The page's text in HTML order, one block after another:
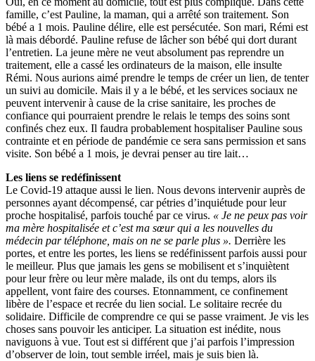
famille, c’est Pauline, la maman, qui a arrêté son traitement. Son
bébé a 1 mois. Pauline délire, elle est persécutée. Son mari, Rémi est
là mais débordé. Pauline refuse de lâcher son bébé qui dort durant
l’entretien. La jeune mère ne veut absolument pas reprendre un
traitement, elle a cassé les ordinateurs de la maison, elle insulte
Rémi. Nous aurions aimé prendre le temps de créer un lien, de tenter
un suivi au domicile. Mais il y a le bébé, et les services sociaux ne
peuvent intervenir à cause de la crise sanitaire, les proches de
confiance qui pourraient prendre le relais le temps des soins sont
confinés chez eux. Il faudra probablement hospitaliser Pauline sous
contrainte et en période de pandémie ce sera sans permission et sans
visite. Son bébé a 1 mois, je devrai penser au tire lait…
Les liens se redéfinissent
Le Covid-19 attaque aussi le lien. Nous devons intervenir auprès de
personnes ayant décompensé, car pétries d’inquiétude pour leur
proche hospitalisé, parfois touché par ce virus. « Je ne peux pas voir
ma mère hospitalisée et c’est ma sœur qui a les nouvelles du
médecin par téléphone, mais on ne se parle plus ». Derrière les
portes, et entre les portes, les liens se redéfinissent parfois aussi pour
le meilleur. Plus que jamais les gens se mobilisent et s’inquiètent
pour leur frère ou leur mère malade, ils ont du temps, alors ils
appellent, vont faire des courses. Etonnamment, ce confinement
libère de l’espace et recrée du lien social. Le solitaire recrée du
solidaire. Difficile de comprendre ce qui se passe vraiment. Je vis les
choses sans pouvoir les anticiper. La situation est inédite, nous
naviguons à vue. Tout est si différent que j’ai parfois l’impression
d’observer de loin, tout semble irréel, mais je suis bien là.